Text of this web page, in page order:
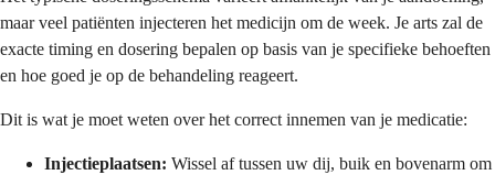
maar veel patiënten injecteren het medicijn om de week. Je arts zal de
exacte timing en dosering bepalen op basis van je specifieke behoeften
en hoe goed je op de behandeling reageert.
Dit is wat je moet weten over het correct innemen van je medicatie:
Injectieplaatsen: Wissel af tussen uw dij, buik en bovenarm om